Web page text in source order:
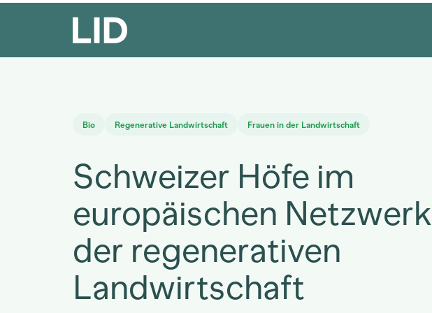
Bio Regenerative Landwirtschaft Frauen in der Landwirtschaft
Schweizer Höfe im
europäischen Netzwerk
der regenerativen
Landwirtschaft